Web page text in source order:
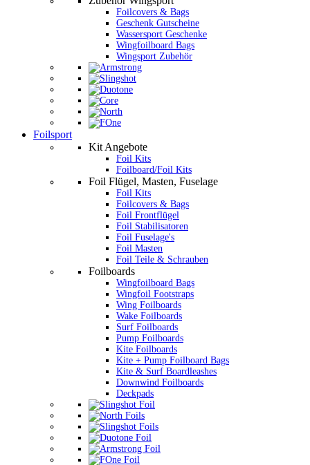
Foilcovers & Bags
Geschenk Gutscheine
Wassersport Geschenke
Wingfoilboard Bags
Wingsport Zubehör
Foilsport
Kit Angebote
Foil Kits
Foilboard/Foil Kits
Foil Flügel, Masten, Fuselage
Foil Kits
Foilcovers & Bags
Foil Frontflügel
Foil Stabilisatoren
Foil Fuselage's
Foil Masten
Foil Teile & Schrauben
Foilboards
Wingfoilboard Bags
Wingfoil Footstraps
Wing Foilboards
Wake Foilboards
Surf Foilboards
Pump Foilboards
Kite Foilboards
Kite + Pump Foilboard Bags
Kite & Surf Boardleashes
Downwind Foilboards
Deckpads